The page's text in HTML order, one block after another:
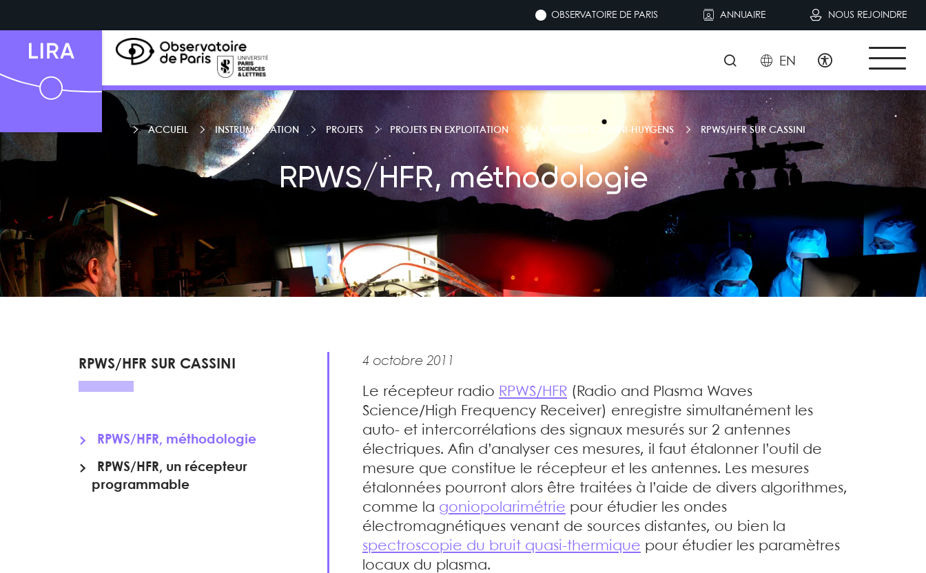
OBSERVATOIRE DE PARIS ANNUAIRE NOUS REJOINDRE
EN
ACCUEIL INSTRUMENTATION PROJETS PROJETS EN EXPLOITATION LA MISSION CASSINI-HUYGENS RPWS/HFR SUR CASSINI
RPWS/HFR, méthodologie
4 octobre 2011
Le récepteur radio RPWS/HFR (Radio and Plasma Waves
Science/High Frequency Receiver) enregistre simultanément les
auto- et intercorrélations des signaux mesurés sur 2 antennes
électriques. Afin d’analyser ces mesures, il faut étalonner l’outil de
mesure que constitue le récepteur et les antennes. Les mesures
étalonnées pourront alors être traitées à l’aide de divers algorithmes,
comme la goniopolarimétrie pour étudier les ondes
électromagnétiques venant de sources distantes, ou bien la
spectroscopie du bruit quasi-thermique pour étudier les paramètres
locaux du plasma.
RPWS/HFR SUR CASSINI
RPWS/HFR, méthodologie
RPWS/HFR, un récepteur
programmable